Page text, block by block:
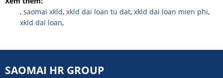
, saomai xkld, xkld dai loan tu dat, xkld dai loan mien phi,
xkld dai loan,
SAOMAI HR GROUP